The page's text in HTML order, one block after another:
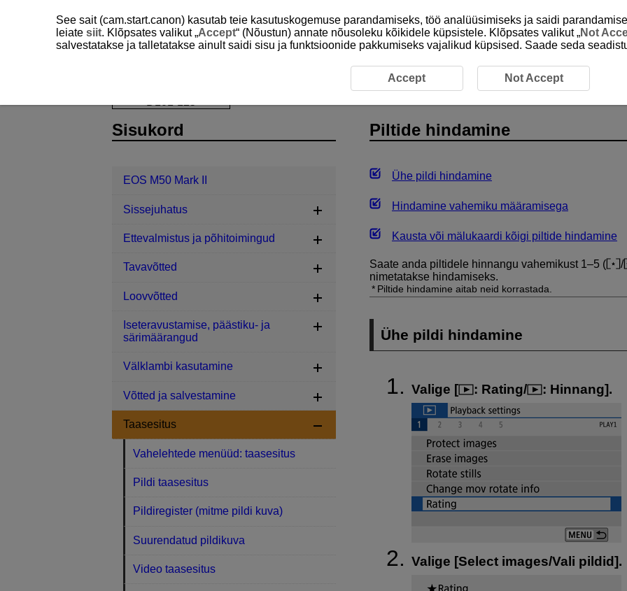
Piltide hindamine
Piltide hindamine
Ühe pildi hindamine
Hindamine vahemiku määramisega
Kausta või mälukaardi kõigi piltide hindamine
Saate anda piltidele hinnangu vahemikust 1–5 ( /
nimetatakse hindamiseks.
Piltide hindamine aitab neid korrastada.
Ühe pildi hindamine
Valige [ : Rating/ : Hinnang].
Valige [Select images/Vali pildid].
Sisukord
EOS M50 Mark II
Sissejuhatus
Ettevalmistus ja põhitoimingud
Tavavõtted
Loovvõtted
Iseteravustamise, päästiku- ja
särimäärangud
Välklambi kasutamine
Võtted ja salvestamine
Taasesitus
Vahelehtede menüüd: taasesitus
Pildi taasesitus
Pildiregister (mitme pildi kuva)
Suurendatud pildikuva
Video taasesitus
See sait (cam.start.canon) kasutab teie kasutuskogemuse parandamiseks, töö analüüsimiseks ja saidi
leiate siit. Klõpsates valikut „Accept“ (Nõustun) annate nõusoleku kõikidele küpsistele. Klõpsates valikut „Not
salvestatakse ja talletatakse ainult saidi sisu ja funktsioonide pakkumiseks vajalikud küpsised. Saade seda
Accept Not Accept